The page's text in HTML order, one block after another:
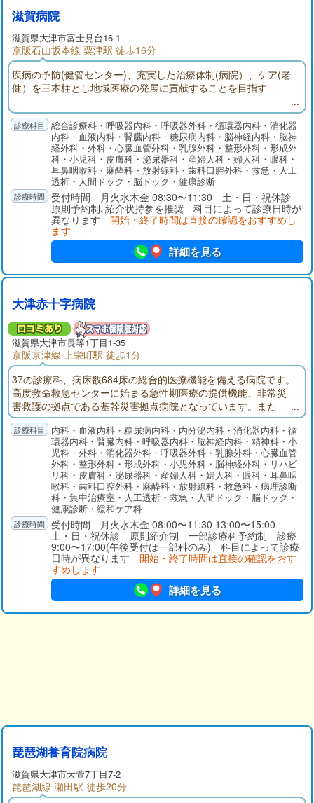
滋賀病院
滋賀県大津市富士見台16-1
京阪石山坂本線 粟津駅 徒歩16分
疾病の予防(健管センター)、充実した治療体制(病院）、ケア(老
健）を三本柱とし地域医療の発展に貢献することを目指す
総合診療科・呼吸器内科・呼吸器外科・循環器内科・消化器
内科・血液内科・腎臓内科・糖尿病内科・脳神経内科・脳神
経外科・外科・心臓血管外科・乳腺外科・整形外科・形成外
科・小児科・皮膚科・泌尿器科・産婦人科・婦人科・眼科・
耳鼻咽喉科・麻酔科・放射線科・歯科口腔外科・救急・人工
透析・人間ドック・脳ドック・健康診断
受付時間 月火水木金 08:30〜11:30 土・日・祝休診
原則予約制､紹介状持参を推奨 科目によって診療日時が
異なります 開始・終了時間は直接の確認をおすすめし
ます
詳細を見る
大津赤十字病院
滋賀県大津市長等1丁目1-35
京阪京津線 上栄町駅 徒歩1分
37の診療科、病床数684床の総合的医療機能を備える病院です。
高度救命救急センターに始まる急性期医療の提供機能、非常災
害救護の拠点である基幹災害拠点病院となっています。また
「地域医療支援病院」「がん診療連携拠点病院」の承認・指定
を受けています。内科・血液内科・糖尿病内科・内分泌内科・消化器内科・循
環器内科・腎臓内科・呼吸器内科・脳神経内科・精神科・小
児科・外科・消化器外科・呼吸器外科・乳腺外科・心臓血管
外科・整形外科・形成外科・小児外科・脳神経外科・リハビ
リ科・皮膚科・泌尿器科・産婦人科・婦人科・眼科・耳鼻咽
喉科・歯科口腔外科・麻酔科・放射線科・救急科・病理診断
科・集中治療室・人工透析・救急・人間ドック・脳ドック・
健康診断・緩和ケア科
受付時間 月火水木金 08:00〜11:30 13:00〜15:00
土・日・祝休診 原則紹介制 一部診療科予約制 診療
9:00〜17:00(午後受付は一部科のみ) 科目によって診療
日時が異なります 開始・終了時間は直接の確認をおす
すめします
詳細を見る
琵琶湖養育院病院
滋賀県大津市大萱7丁目7-2
琵琶湖線 瀬田駅 徒歩20分